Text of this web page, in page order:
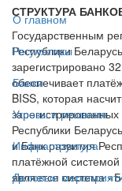
О главном
Регуляторы
Банки
Угрозы и решения
Инфраструктура
Деловые
СТРУКТУРА
Государственным
Республики
зарегистрировано
обеспечивает
BISS, которая
Республики
и Банк развития
платёжной системой
является система